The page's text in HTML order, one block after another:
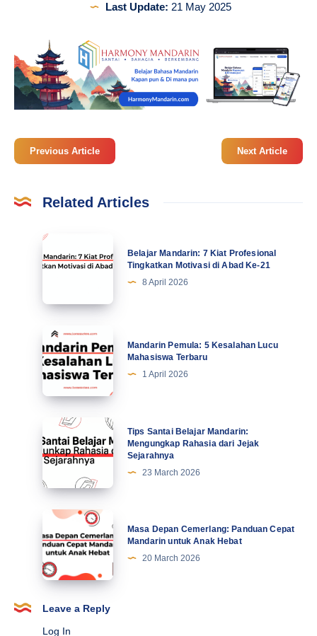
Last Update: 21 May 2025
Previous Article Next Article
Related Articles
Belajar
Mandarin:
Profesional
Tingkatkan
Motivasi
di
Abad
Ke-
Belajar Mandarin: 7 Kiat Profesional
Tingkatkan Motivasi di Abad Ke-21
8 April 2026
Mandarin
Pemula:
5
Kesalahan
Lucu
Mahasiswa
Terbaru
Mandarin Pemula: 5 Kesalahan Lucu
Mahasiswa Terbaru
1 April 2026
Tips
Santai
Belajar
Mandarin:
Mengungkap
Rahasia
dari
Jejak
Sejarahnya
Tips Santai Belajar Mandarin:
Mengungkap Rahasia dari Jejak
Sejarahnya
23 March 2026
Masa
Depan
Cemerlang:
Panduan
Cepat
Mandarin
Masa Depan Cemerlang: Panduan Cepat
Mandarin untuk Anak Hebat
20 March 2026
Leave a Reply
Log In